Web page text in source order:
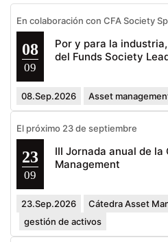
En colaboración con CFA Society
08
09
Por y para la
del Funds Society
08.Sep.2026 Asset
El próximo 23 de septiembre
23
09
III Jornada anual de
Management
23.Sep.2026
Cátedra Asset
gestión de activos